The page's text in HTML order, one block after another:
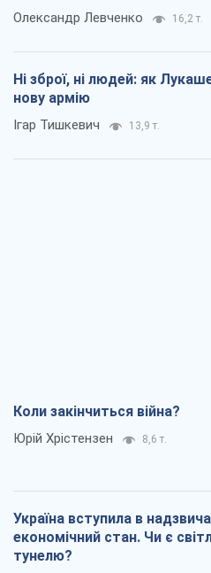
Олександр Левченко 16,2 т.
Ні зброї, ні людей: як
нову армію
Ігар Тишкевич 13,9 т.
Коли закінчиться війна?
Юрій Хрістензен 8,6 т.
Україна вступила в
економічний стан. Чи є
тунелю?